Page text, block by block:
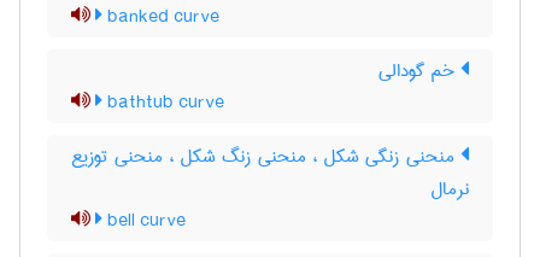
banked curve
خم گودالی
bathtub curve
منحنی زنگی شکل ، منحنی زنگ شکل ، منحنی توزیع
نرمال
bell curve